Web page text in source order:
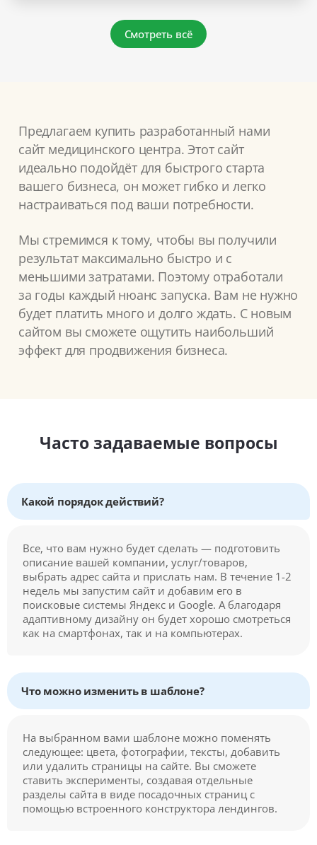
Смотреть всё
Предлагаем купить разработанный нами
сайт медицинского центра. Этот сайт
идеально подойдёт для быстрого старта
вашего бизнеса, он может гибко и легко
настраиваться под ваши потребности.
Мы стремимся к тому, чтобы вы получили
результат максимально быстро и с
меньшими затратами. Поэтому отработали
за годы каждый нюанс запуска. Вам не нужно
будет платить много и долго ждать. С новым
сайтом вы сможете ощутить наибольший
эффект для продвижения бизнеса.
Часто задаваемые вопросы
Какой порядок действий?
Все, что вам нужно будет сделать — подготовить
описание вашей компании, услуг/товаров,
выбрать адрес сайта и прислать нам. В течение 1-2
недель мы запустим сайт и добавим его в
поисковые системы Яндекс и Google. А благодаря
адаптивному дизайну он будет хорошо смотреться
как на смартфонах, так и на компьютерах.
Что можно изменить в шаблоне?
На выбранном вами шаблоне можно поменять
следующее: цвета, фотографии, тексты, добавить
или удалить страницы на сайте. Вы сможете
ставить эксперименты, создавая отдельные
разделы сайта в виде посадочных страниц с
помощью встроенного конструктора лендингов.